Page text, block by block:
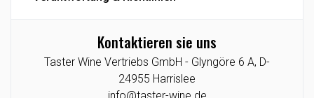
Agenturen/Exklusive Angebote
Lieferant
Taster Wine Portfolio
Cookie-Richtlinie
CSR-Berichte
Kontaktieren sie uns
Taster Wine Vertriebs GmbH - Glyngöre 6 A, D-
24955 Harrislee
info@taster-wine.de